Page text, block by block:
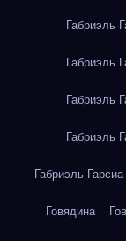
Габриэль
Габриэль
Габриэль
Габриэль
Габриэль
Говядина